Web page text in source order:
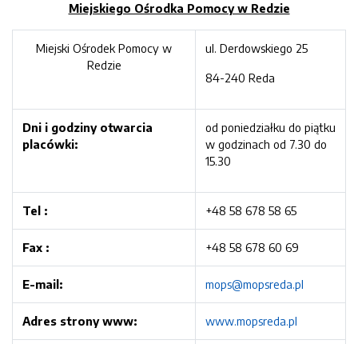
Miejskiego Ośrodka Pomocy w Redzie
Miejski Ośrodek Pomocy w
Redzie
ul. Derdowskiego 25
84-240 Reda
Dni i godziny otwarcia
placówki:
od poniedziałku do piątku
w godzinach od 7.30 do
15.30
Tel : +48 58 678 58 65
Fax : +48 58 678 60 69
E-mail: mops@mopsreda.pl
Adres strony www: www.mopsreda.pl